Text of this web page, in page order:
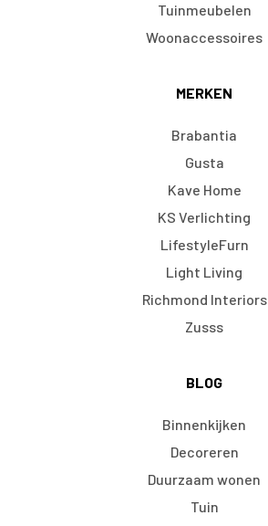
Tuinmeubelen
Woonaccessoires
MERKEN
Brabantia
Gusta
Kave Home
KS Verlichting
LifestyleFurn
Light Living
Richmond Interiors
Zusss
BLOG
Binnenkijken
Decoreren
Duurzaam wonen
Tuin